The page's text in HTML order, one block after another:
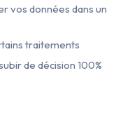
vos données dans un
traitements
de décision 100%